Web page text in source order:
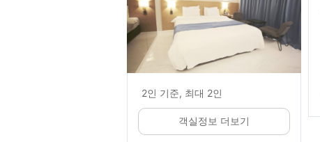
2인 기준, 최대 2인
객실정보 더보기